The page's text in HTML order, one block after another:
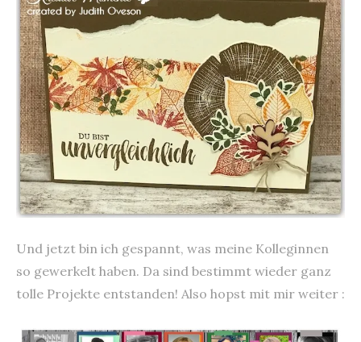
Und jetzt bin ich gespannt, was meine Kolleginnen
so gewerkelt haben. Da sind bestimmt wieder ganz
tolle Projekte entstanden! Also hopst mit mir weiter :